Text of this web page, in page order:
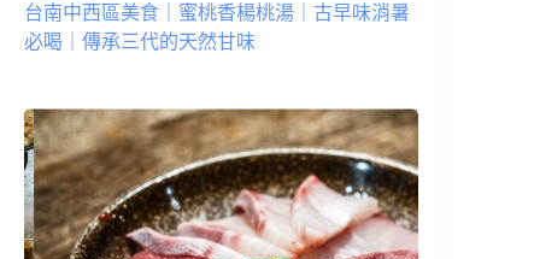
台南中西區美食｜蜜桃香楊桃湯｜古早味消暑
必喝｜傳承三代的天然甘味